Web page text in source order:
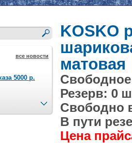
все новости
5000 р.
След.
KOSKO
матовая
Свободное
Резерв: 0
Свободно
В пути
Цена